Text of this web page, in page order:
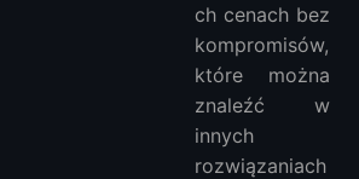
ch cenach bez
kompromisów,
które można
znaleźć w
innych
rozwiązaniach